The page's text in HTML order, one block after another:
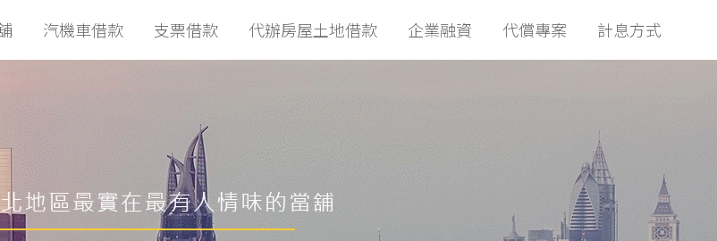
汽機車借款 支票借款 代辦房屋土地借款 企業融資 代償專案 計息方式